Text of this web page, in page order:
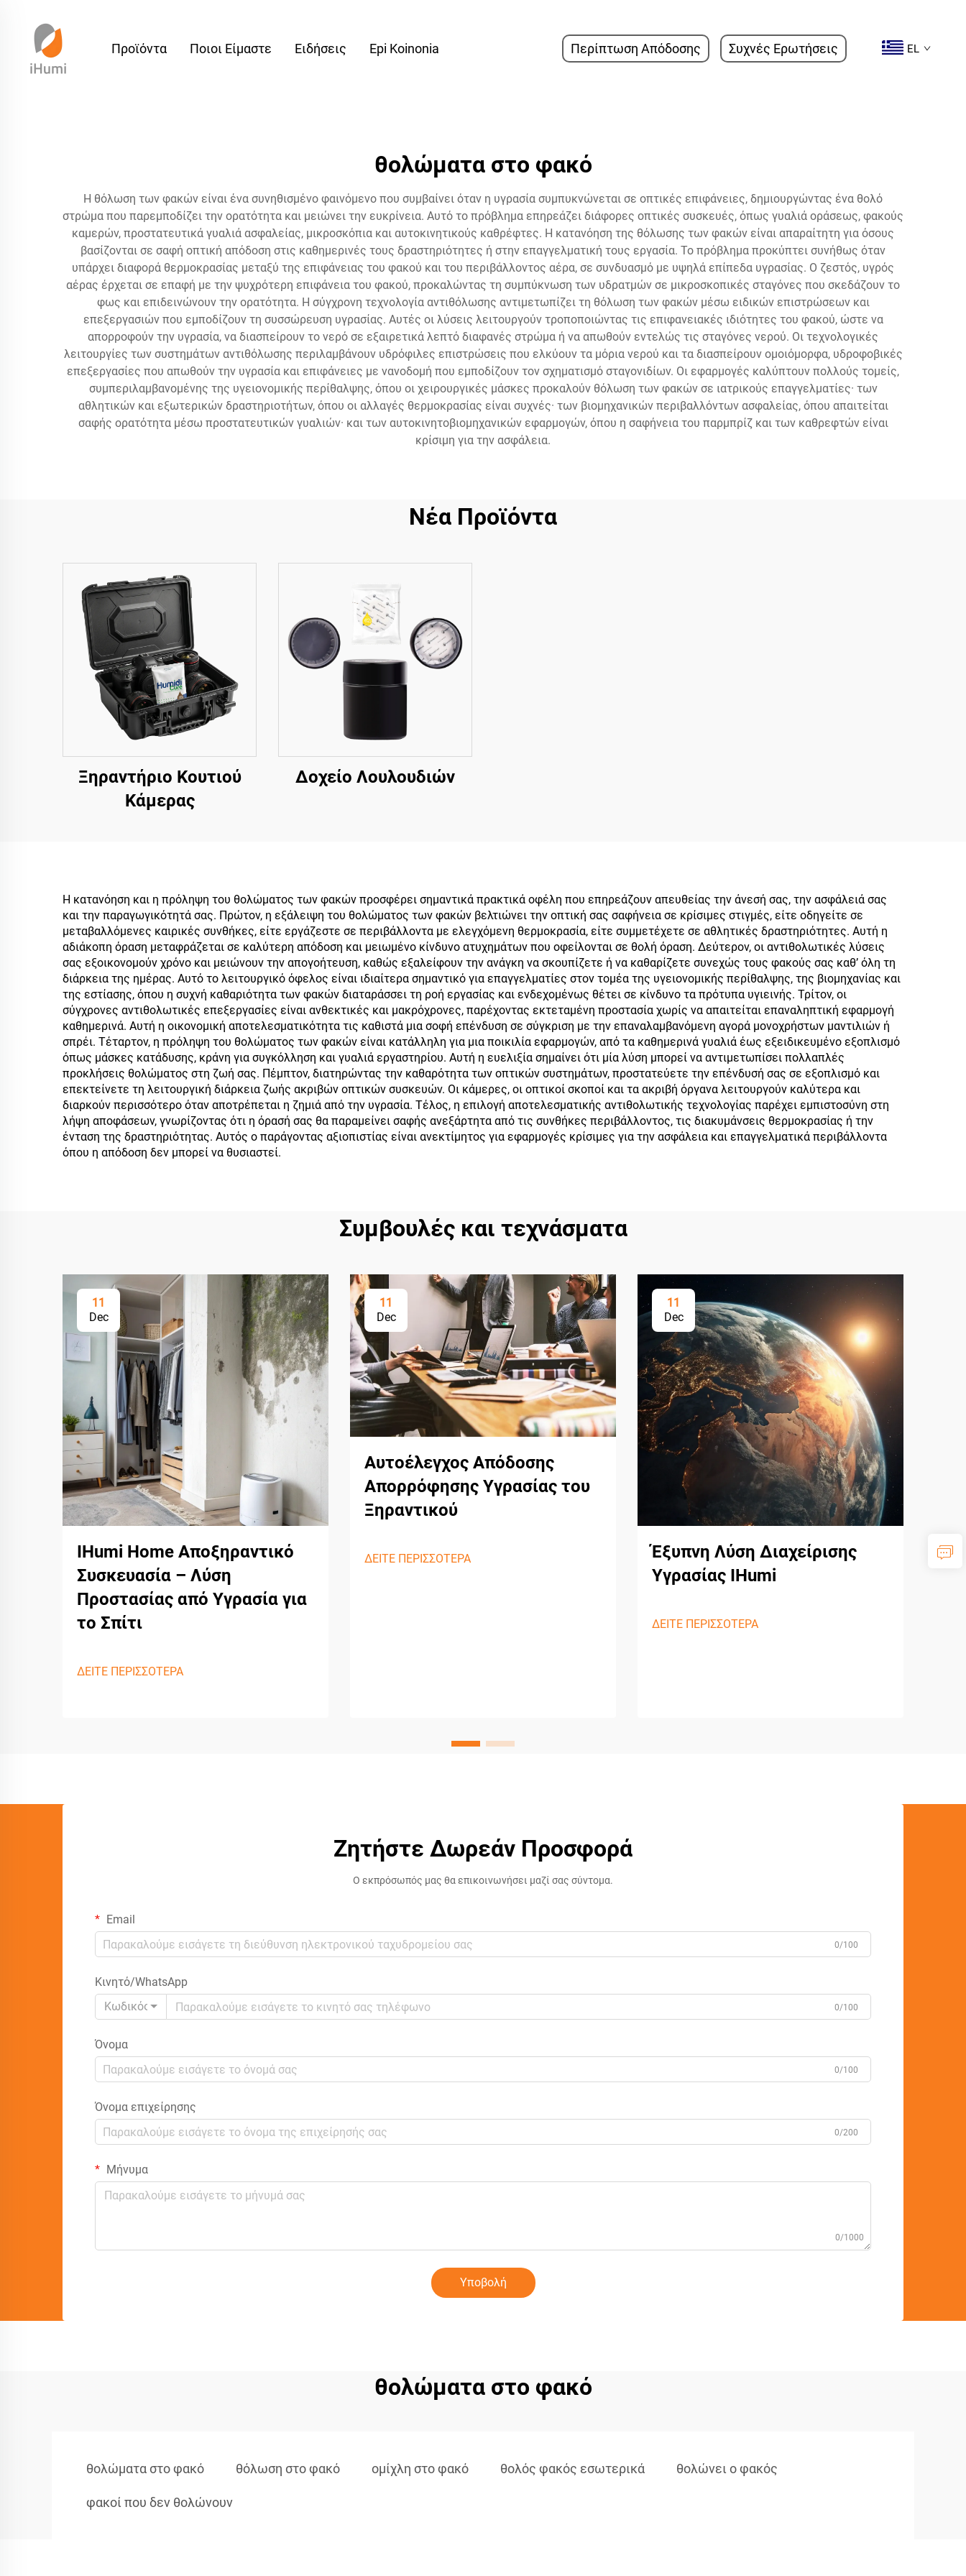
Προϊόντα Ποιοι Είμαστε Ειδήσεις Epi Koinonia Περίπτωση Απόδοσης Συχνές Ερωτήσεις EL
θολώματα στο φακό
Η θόλωση των φακών είναι ένα συνηθισμένο φαινόμενο που συμβαίνει όταν η υγρασία συμπυκνώνεται σε οπτικές επιφάνειες, δημιουργώντας ένα θολό
στρώμα που παρεμποδίζει την ορατότητα και μειώνει την ευκρίνεια. Αυτό το πρόβλημα επηρεάζει διάφορες οπτικές συσκευές, όπως γυαλιά οράσεως, φακούς
καμερών, προστατευτικά γυαλιά ασφαλείας, μικροσκόπια και αυτοκινητικούς καθρέφτες. Η κατανόηση της θόλωσης των φακών είναι απαραίτητη για όσους
βασίζονται σε σαφή οπτική απόδοση στις καθημερινές τους δραστηριότητες ή στην επαγγελματική τους εργασία. Το πρόβλημα προκύπτει συνήθως όταν
υπάρχει διαφορά θερμοκρασίας μεταξύ της επιφάνειας του φακού και του περιβάλλοντος αέρα, σε συνδυασμό με υψηλά επίπεδα υγρασίας. Ο ζεστός, υγρός
αέρας έρχεται σε επαφή με την ψυχρότερη επιφάνεια του φακού, προκαλώντας τη συμπύκνωση των υδρατμών σε μικροσκοπικές σταγόνες που σκεδάζουν το
φως και επιδεινώνουν την ορατότητα. Η σύγχρονη τεχνολογία αντιθόλωσης αντιμετωπίζει τη θόλωση των φακών μέσω ειδικών επιστρώσεων και
επεξεργασιών που εμποδίζουν τη συσσώρευση υγρασίας. Αυτές οι λύσεις λειτουργούν τροποποιώντας τις επιφανειακές ιδιότητες του φακού, ώστε να
απορροφούν την υγρασία, να διασπείρουν το νερό σε εξαιρετικά λεπτό διαφανές στρώμα ή να απωθούν εντελώς τις σταγόνες νερού. Οι τεχνολογικές
λειτουργίες των συστημάτων αντιθόλωσης περιλαμβάνουν υδρόφιλες επιστρώσεις που ελκύουν τα μόρια νερού και τα διασπείρουν ομοιόμορφα, υδροφοβικές
επεξεργασίες που απωθούν την υγρασία και επιφάνειες με νανοδομή που εμποδίζουν τον σχηματισμό σταγονιδίων. Οι εφαρμογές καλύπτουν πολλούς τομείς,
συμπεριλαμβανομένης της υγειονομικής περίθαλψης, όπου οι χειρουργικές μάσκες προκαλούν θόλωση των φακών σε ιατρικούς επαγγελματίες· των
αθλητικών και εξωτερικών δραστηριοτήτων, όπου οι αλλαγές θερμοκρασίας είναι συχνές· των βιομηχανικών περιβαλλόντων ασφαλείας, όπου απαιτείται
σαφής ορατότητα μέσω προστατευτικών γυαλιών· και των αυτοκινητοβιομηχανικών εφαρμογών, όπου η σαφήνεια του παρμπρίζ και των καθρεφτών είναι
κρίσιμη για την ασφάλεια.
Νέα Προϊόντα
Ξηραντήριο Κουτιού
Κάμερας
Δοχείο Λουλουδιών
Η κατανόηση και η πρόληψη του θολώματος των φακών προσφέρει σημαντικά πρακτικά οφέλη που επηρεάζουν απευθείας την άνεσή σας, την ασφάλειά σας
και την παραγωγικότητά σας. Πρώτον, η εξάλειψη του θολώματος των φακών βελτιώνει την οπτική σας σαφήνεια σε κρίσιμες στιγμές, είτε οδηγείτε σε
μεταβαλλόμενες καιρικές συνθήκες, είτε εργάζεστε σε περιβάλλοντα με ελεγχόμενη θερμοκρασία, είτε συμμετέχετε σε αθλητικές δραστηριότητες. Αυτή η
αδιάκοπη όραση μεταφράζεται σε καλύτερη απόδοση και μειωμένο κίνδυνο ατυχημάτων που οφείλονται σε θολή όραση. Δεύτερον, οι αντιθολωτικές λύσεις
σας εξοικονομούν χρόνο και μειώνουν την απογοήτευση, καθώς εξαλείφουν την ανάγκη να σκουπίζετε ή να καθαρίζετε συνεχώς τους φακούς σας καθ’ όλη τη
διάρκεια της ημέρας. Αυτό το λειτουργικό όφελος είναι ιδιαίτερα σημαντικό για επαγγελματίες στον τομέα της υγειονομικής περίθαλψης, της βιομηχανίας και
της εστίασης, όπου η συχνή καθαριότητα των φακών διαταράσσει τη ροή εργασίας και ενδεχομένως θέτει σε κίνδυνο τα πρότυπα υγιεινής. Τρίτον, οι
σύγχρονες αντιθολωτικές επεξεργασίες είναι ανθεκτικές και μακρόχρονες, παρέχοντας εκτεταμένη προστασία χωρίς να απαιτείται επαναληπτική εφαρμογή
καθημερινά. Αυτή η οικονομική αποτελεσματικότητα τις καθιστά μια σοφή επένδυση σε σύγκριση με την επαναλαμβανόμενη αγορά μονοχρήστων μαντιλιών ή
σπρέι. Τέταρτον, η πρόληψη του θολώματος των φακών είναι κατάλληλη για μια ποικιλία εφαρμογών, από τα καθημερινά γυαλιά έως εξειδικευμένο εξοπλισμό
όπως μάσκες κατάδυσης, κράνη για συγκόλληση και γυαλιά εργαστηρίου. Αυτή η ευελιξία σημαίνει ότι μία λύση μπορεί να αντιμετωπίσει πολλαπλές
προκλήσεις θολώματος στη ζωή σας. Πέμπτον, διατηρώντας την καθαρότητα των οπτικών συστημάτων, προστατεύετε την επένδυσή σας σε εξοπλισμό και
επεκτείνετε τη λειτουργική διάρκεια ζωής ακριβών οπτικών συσκευών. Οι κάμερες, οι οπτικοί σκοποί και τα ακριβή όργανα λειτουργούν καλύτερα και
διαρκούν περισσότερο όταν αποτρέπεται η ζημιά από την υγρασία. Τέλος, η επιλογή αποτελεσματικής αντιθολωτικής τεχνολογίας παρέχει εμπιστοσύνη στη
λήψη αποφάσεων, γνωρίζοντας ότι η όρασή σας θα παραμείνει σαφής ανεξάρτητα από τις συνθήκες περιβάλλοντος, τις διακυμάνσεις θερμοκρασίας ή την
ένταση της δραστηριότητας. Αυτός ο παράγοντας αξιοπιστίας είναι ανεκτίμητος για εφαρμογές κρίσιμες για την ασφάλεια και επαγγελματικά περιβάλλοντα
όπου η απόδοση δεν μπορεί να θυσιαστεί.
Συμβουλές και τεχνάσματα
11
Dec
IHumi Home Αποξηραντικό
Συσκευασία – Λύση
Προστασίας από Υγρασία για
το Σπίτι
ΔΕΙΤΕ ΠΕΡΙΣΣΟΤΕΡΑ
11
Dec
Αυτοέλεγχος Απόδοσης
Απορρόφησης Υγρασίας του
Ξηραντικού
ΔΕΙΤΕ ΠΕΡΙΣΣΟΤΕΡΑ
11
Dec
Έξυπνη Λύση Διαχείρισης
Υγρασίας IHumi
ΔΕΙΤΕ ΠΕΡΙΣΣΟΤΕΡΑ
Η
Ζητήστε Δωρεάν Προσφορά
Ο εκπρόσωπός μας θα επικοινωνήσει μαζί σας σύντομα.
Email
0/100
Κινητό/WhatsApp
Κωδικός
0/100
Όνομα
0/100
Όνομα επιχείρησης
0/200
Μήνυμα
0/1000
Υποβολή
θολώματα στο φακό
θολώματα στο φακό θόλωση στο φακό ομίχλη στο φακό θολός φακός εσωτερικά θολώνει ο φακός
φακοί που δεν θολώνουν